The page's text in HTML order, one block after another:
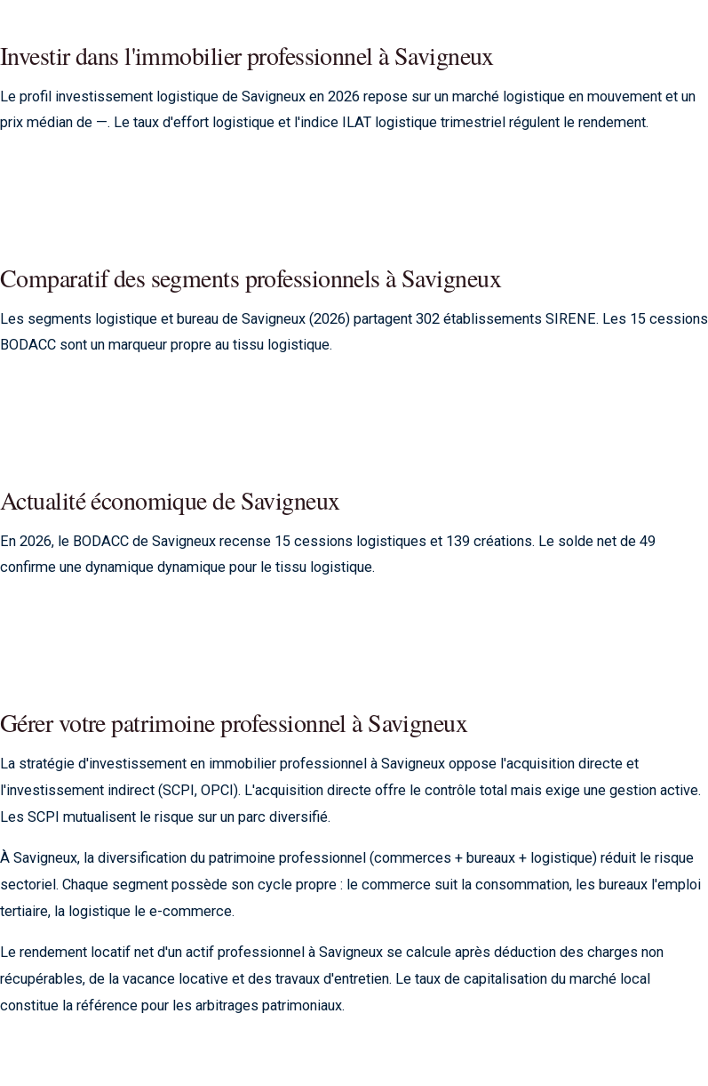
Investir dans l'immobilier professionnel à Savigneux
Le profil investissement logistique de Savigneux en 2026 repose sur un marché logistique en mouvement et un
prix médian de —. Le taux d'effort logistique et l'indice ILAT logistique trimestriel régulent le rendement.
Comparatif des segments professionnels à Savigneux
Les segments logistique et bureau de Savigneux (2026) partagent 302 établissements SIRENE. Les 15 cessions
BODACC sont un marqueur propre au tissu logistique.
Actualité économique de Savigneux
En 2026, le BODACC de Savigneux recense 15 cessions logistiques et 139 créations. Le solde net de 49
confirme une dynamique dynamique pour le tissu logistique.
Gérer votre patrimoine professionnel à Savigneux
La stratégie d'investissement en immobilier professionnel à Savigneux oppose l'acquisition directe et
l'investissement indirect (SCPI, OPCI). L'acquisition directe offre le contrôle total mais exige une gestion active.
Les SCPI mutualisent le risque sur un parc diversifié.
À Savigneux, la diversification du patrimoine professionnel (commerces + bureaux + logistique) réduit le risque
sectoriel. Chaque segment possède son cycle propre : le commerce suit la consommation, les bureaux l'emploi
tertiaire, la logistique le e-commerce.
Le rendement locatif net d'un actif professionnel à Savigneux se calcule après déduction des charges non
récupérables, de la vacance locative et des travaux d'entretien. Le taux de capitalisation du marché local
constitue la référence pour les arbitrages patrimoniaux.